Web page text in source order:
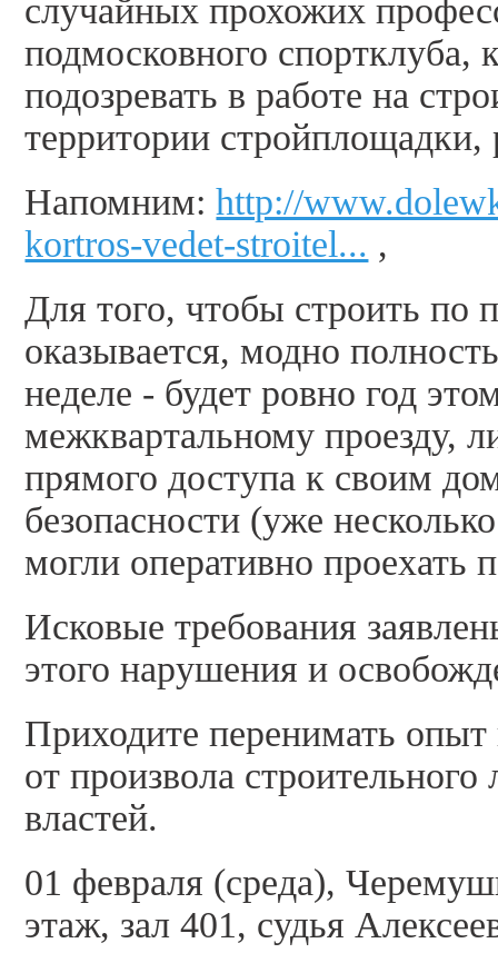
случайных прохожих
подмосковного
подозревать в работе на
территории стройплощадки,
Напомним:http://
kortros-vedet-stroitel... ,
Для того, чтобы строить по
оказывается, модно
неделе - будет ровно год
межквартальному проезду,
прямого доступа к своим
безопасности (уже
могли оперативно проехать
Исковые требования
этого нарушения и
Приходите перенимать
от произвола
властей.
01 февраля (среда),
этаж, зал 401, судья